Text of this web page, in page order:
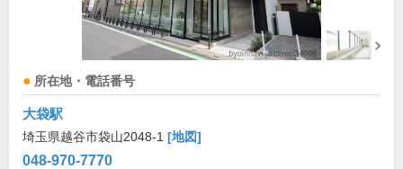
所在地・電話番号
大袋駅
埼玉県越谷市袋山2048-1 [地図]
048-970-7770